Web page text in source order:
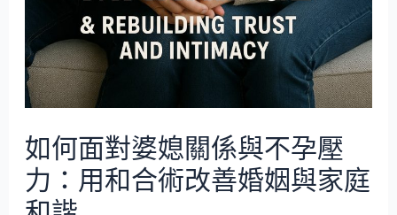
如何面對婆媳關係與不孕壓
力：用和合術改善婚姻與家庭